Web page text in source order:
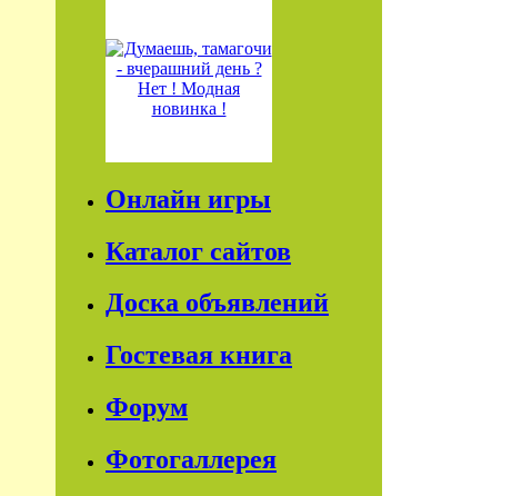
Онлайн игры
Каталог сайтов
Доска объявлений
Гостевая книга
Форум
Фотогаллерея